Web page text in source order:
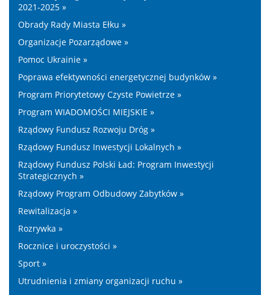
2021-2025 »
Obrady Rady Miasta Ełku »
Organizacje Pozarządowe »
Pomoc Ukrainie »
Poprawa efektywności energetycznej budynków »
Program Priorytetowy Czyste Powietrze »
Program WIADOMOŚCI MIEJSKIE »
Rządowy Fundusz Rozwoju Dróg »
Rządowy Fundusz Inwestycji Lokalnych »
Rządowy Fundusz Polski Ład: Program Inwestycji
Strategicznych »
Rządowy Program Odbudowy Zabytków »
Rewitalizacja »
Rozrywka »
Rocznice i uroczystości »
Sport »
Utrudnienia i zmiany organizacji ruchu »